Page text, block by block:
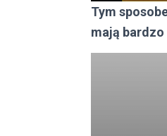
Tym
mają